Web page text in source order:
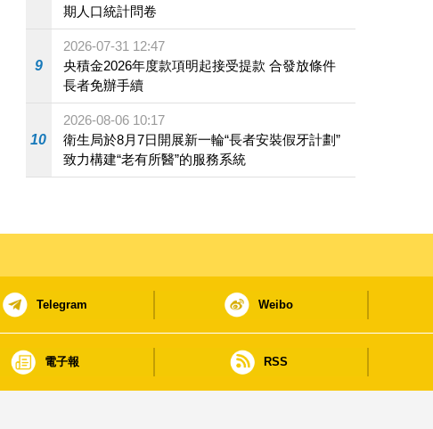
期人口統計問卷
9
2026-07-31 12:47
央積金2026年度款項明起接受提款 合發放條件
長者免辦手續
10
2026-08-06 10:17
衛生局於8月7日開展新一輪“長者安裝假牙計劃”
致力構建“老有所醫”的服務系統
Telegram Weibo
電子報 RSS